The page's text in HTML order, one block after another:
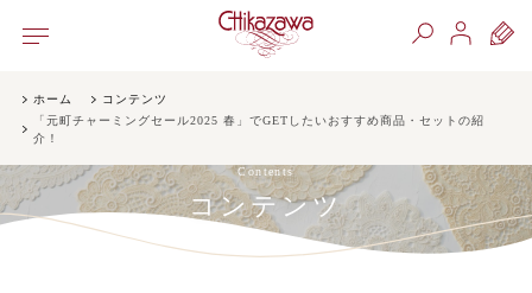
ホーム
コンテンツ
「元町チャーミングセール2025 春」でGETしたいおすすめ商品・セットの紹
介！
Contents
コンテンツ